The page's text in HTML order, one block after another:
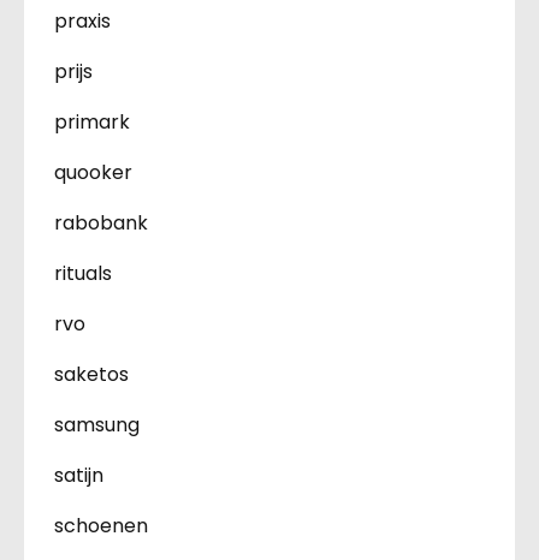
praxis
prijs
primark
quooker
rabobank
rituals
rvo
saketos
samsung
satijn
schoenen